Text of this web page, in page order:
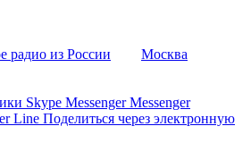
радио из России
Москва
Skype Messenger Messenger
Line Поделиться через электронную